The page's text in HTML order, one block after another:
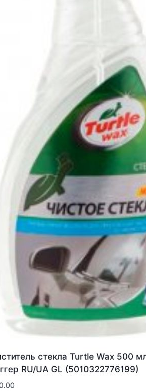
стекла Turtle Wax 500
RU/UA GL (5010322776199)